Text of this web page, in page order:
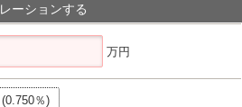
ーションする
万円
％)